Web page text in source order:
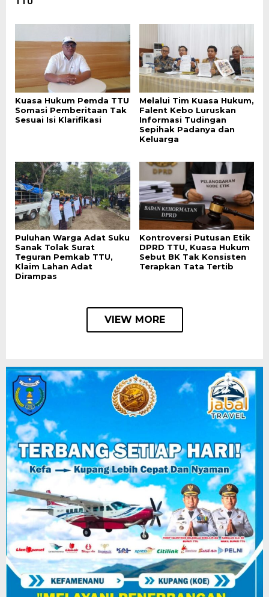
Kuasa Hukum Pemda TTU
Somasi Pemberitaan Tak
Sesuai Isi Klarifikasi
Melalui Tim Kuasa Hukum,
Falent Kebo Luruskan
Informasi Tudingan
Sepihak Padanya dan
Keluarga
Puluhan Warga Adat Suku
Sanak Tolak Surat
Teguran Pemkab TTU,
Klaim Lahan Adat
Dirampas
Kontroversi Putusan Etik
DPRD TTU, Kuasa Hukum
Sebut BK Tak Konsisten
Terapkan Tata Tertib
VIEW MORE